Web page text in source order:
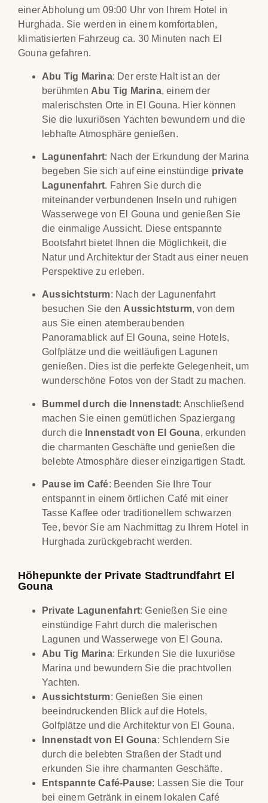
einer Abholung um 09:00 Uhr von Ihrem Hotel in
Hurghada. Sie werden in einem komfortablen,
klimatisierten Fahrzeug ca. 30 Minuten nach El
Gouna gefahren.
Abu Tig Marina: Der erste Halt ist an der
berühmten Abu Tig Marina, einem der
malerischsten Orte in El Gouna. Hier können
Sie die luxuriösen Yachten bewundern und die
lebhafte Atmosphäre genießen.
Lagunenfahrt: Nach der Erkundung der Marina
begeben Sie sich auf eine einstündige private
Lagunenfahrt. Fahren Sie durch die
miteinander verbundenen Inseln und ruhigen
Wasserwege von El Gouna und genießen Sie
die einmalige Aussicht. Diese entspannte
Bootsfahrt bietet Ihnen die Möglichkeit, die
Natur und Architektur der Stadt aus einer neuen
Perspektive zu erleben.
Aussichtsturm: Nach der Lagunenfahrt
besuchen Sie den Aussichtsturm, von dem
aus Sie einen atemberaubenden
Panoramablick auf El Gouna, seine Hotels,
Golfplätze und die weitläufigen Lagunen
genießen. Dies ist die perfekte Gelegenheit, um
wunderschöne Fotos von der Stadt zu machen.
Bummel durch die Innenstadt: Anschließend
machen Sie einen gemütlichen Spaziergang
durch die Innenstadt von El Gouna, erkunden
die charmanten Geschäfte und genießen die
belebte Atmosphäre dieser einzigartigen Stadt.
Pause im Café: Beenden Sie Ihre Tour
entspannt in einem örtlichen Café mit einer
Tasse Kaffee oder traditionellem schwarzen
Tee, bevor Sie am Nachmittag zu Ihrem Hotel in
Hurghada zurückgebracht werden.
Höhepunkte der Private Stadtrundfahrt El
Gouna
Private Lagunenfahrt: Genießen Sie eine
einstündige Fahrt durch die malerischen
Lagunen und Wasserwege von El Gouna.
Abu Tig Marina: Erkunden Sie die luxuriöse
Marina und bewundern Sie die prachtvollen
Yachten.
Aussichtsturm: Genießen Sie einen
beeindruckenden Blick auf die Hotels,
Golfplätze und die Architektur von El Gouna.
Innenstadt von El Gouna: Schlendern Sie
durch die belebten Straßen der Stadt und
erkunden Sie ihre charmanten Geschäfte.
Entspannte Café-Pause: Lassen Sie die Tour
bei einem Getränk in einem lokalen Café